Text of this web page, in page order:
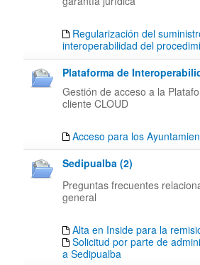
Regularización del
interoperabilidad del
Plataforma de
Gestión de acceso a la
cliente CLOUD
Acceso para los
Sedipualba (2)
Preguntas frecuentes
general
Alta en Inside para la
Solicitud por parte de
a Sedipualba